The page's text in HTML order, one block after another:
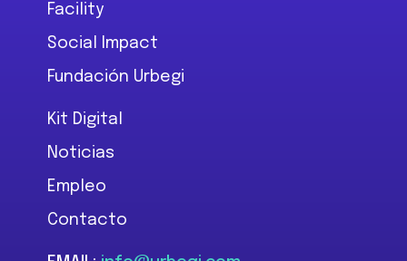
Facility
Social Impact
Fundación Urbegi
Kit Digital
Noticias
Empleo
Contacto